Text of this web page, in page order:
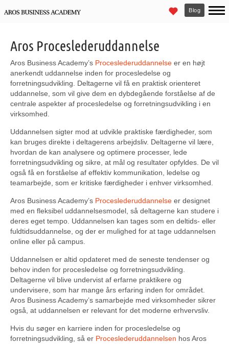
Blog
Aros Proceslederuddannelse
Aros Business Academy’s Proceslederuddannelse er en højt
anerkendt uddannelse inden for procesledelse og
forretningsudvikling. Deltagerne vil få en praktisk orienteret
uddannelse, som vil give dem en dybdegående forståelse af de
centrale aspekter af procesledelse og forretningsudvikling i en
virksomhed.
Uddannelsen sigter mod at udvikle praktiske færdigheder, som
kan bruges direkte i deltagerens arbejdsliv. Deltagerne vil lære,
hvordan de kan analysere og optimere processer, lede
forretningsudvikling og sikre, at mål og resultater opfyldes. De vil
også få en forståelse af effektiv kommunikation, ledelse og
teamarbejde, som er kritiske færdigheder i enhver virksomhed.
Aros Business Academy’s Proceslederuddannelse er designet
med en fleksibel uddannelsesmodel, så deltagerne kan studere i
deres eget tempo. Uddannelsen kan tages som en deltids- eller
fuldtidsuddannelse, og der er mulighed for at tage uddannelsen
online eller på campus.
Uddannelsen er altid opdateret med de seneste tendenser og
behov inden for procesledelse og forretningsudvikling.
Deltagerne vil blive undervist af erfarne praktikere og
undervisere, som har mange års erfaring inden for området.
Aros Business Academy’s samarbejde med virksomheder sikrer
også, at uddannelsen er relevant for det moderne erhvervsliv.
Hvis du søger en karriere inden for procesledelse og
forretningsudvikling, så er Proceslederuddannelsen hos Aros